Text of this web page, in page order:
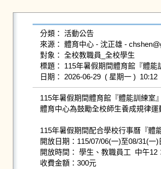
分類： 活動公告
來源： 體育中心 - 沈正雄 -
對象： 全校教職員_全校學生
標題： 115年暑假期間體育館『體能
日期： 2026-06-29  ( 星期一 )  10:12
115年暑假期間體育館『體能訓練室
體育中心為鼓勵全校師生養成規律
115年暑假期間配合學校行事曆『體
開放日期：115/07/06(一)至08/31(一)
開放時間： 學生、教職員工  中午12
收費金額：300元